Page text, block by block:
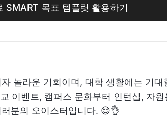
SMART 목표 템플릿 활용하기
놀라운 기회이며, 대학 생활에는 기
이벤트, 캠퍼스 문화부터 인턴십, 자
분의 오이스터입니다. 😌👌